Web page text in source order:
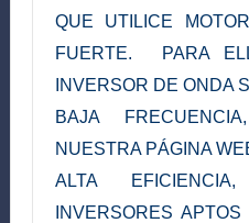
QUE UTILICE
FUERTE. PARA
INVERSOR DE ONDA
BAJA
NUESTRA PÁGINA
ALTA
INVERSORES